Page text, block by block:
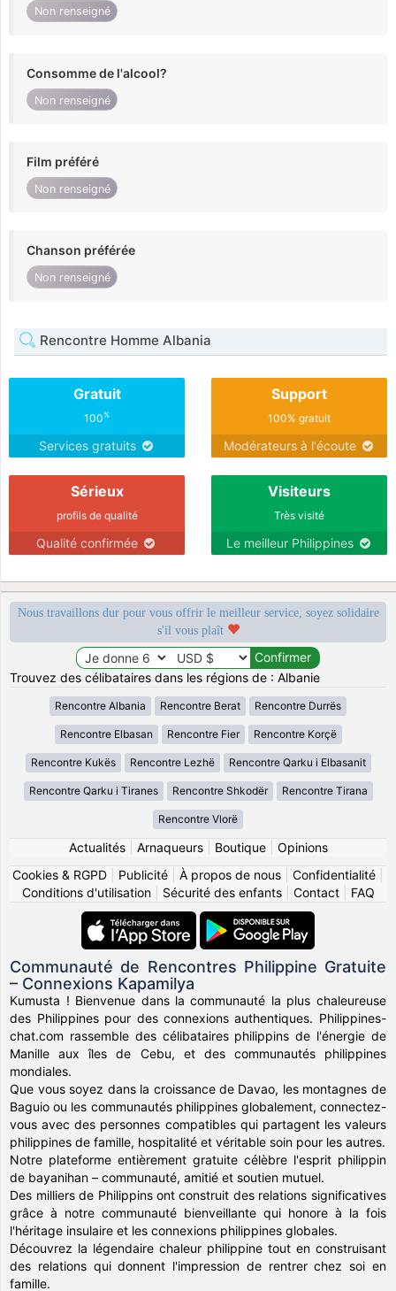
Non renseigné
Consomme de l'alcool?
Non renseigné
Film préféré
Non renseigné
Chanson préférée
Non renseigné
Rencontre Homme Albania
Gratuit
100%
Services gratuits
Support
100% gratuit
Modérateurs à l'écoute
Sérieux
profils de qualité
Qualité confirmée
Visiteurs
Très visité
Le meilleur Philippines
Nous travaillons dur pour vous offrir le meilleur service, soyez solidaire
s'il vous plaît
Trouvez des célibataires dans les régions de : Albanie
Rencontre Albania Rencontre Berat Rencontre Durrës
Rencontre Elbasan Rencontre Fier Rencontre Korçë
Rencontre Kukës Rencontre Lezhë Rencontre Qarku i Elbasanit
Rencontre Qarku i Tiranes Rencontre Shkodër Rencontre Tirana
Rencontre Vlorë
Actualités| Arnaqueurs| Boutique| Opinions
Cookies & RGPD
Publicité À propos de nous Confidentialité
Conditions d'utilisation| Sécurité des enfants| Contact| FAQ
Communauté de Rencontres Philippine Gratuite
– Connexions Kapamilya
Kumusta ! Bienvenue dans la communauté la plus chaleureuse
des Philippines pour des connexions authentiques. Philippines-
chat.com rassemble des célibataires philippins de l'énergie de
Manille aux îles de Cebu, et des communautés philippines
mondiales.
Que vous soyez dans la croissance de Davao, les montagnes de
Baguio ou les communautés philippines globalement, connectez-
vous avec des personnes compatibles qui partagent les valeurs
philippines de famille, hospitalité et véritable soin pour les autres.
Notre plateforme entièrement gratuite célèbre l'esprit philippin
de bayanihan – communauté, amitié et soutien mutuel.
Des milliers de Philippins ont construit des relations significatives
grâce à notre communauté bienveillante qui honore à la fois
l'héritage insulaire et les connexions philippines globales.
Découvrez la légendaire chaleur philippine tout en construisant
des relations qui donnent l'impression de rentrer chez soi en
famille.